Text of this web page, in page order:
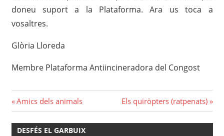
doneu suport a la Plataforma. Ara us toca a
vosaltres.
Glòria Lloreda
Membre Plataforma Antiincineradora del Congost
Navegació
d'entrades
Previous
Post:
Amics dels animals
Next
Post:
Els quiròpters (ratpenats)
DESFÉS EL GARBUIX